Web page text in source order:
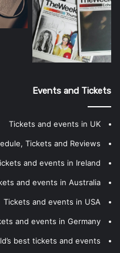
Events and Tickets
Tickets and events in UK
Tickets and Reviews
and events in Ireland
and events in Australia
Tickets and events in USA
and events in Germany
best tickets and events